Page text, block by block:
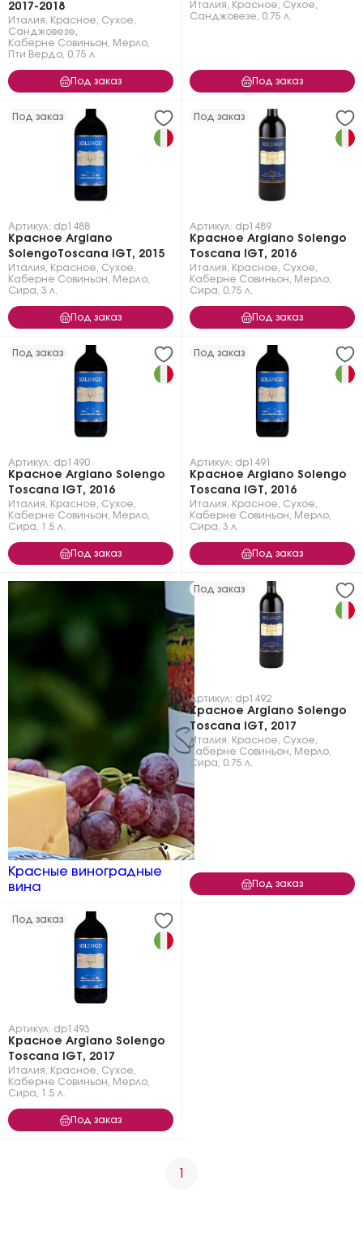
2017-2018
Италия Красное Сухое
Санджовезе
Каберне Совиньон
Мерло
Пти Вердо 0.75 л.
Под заказ
Италия Красное Сухое
Санджовезе
0.75 л.
Под заказ
Под заказ
Артикул: dp1488
Красное Argiano
SolengoToscana IGT, 2015
Италия Красное Сухое
Каберне Совиньон
Мерло
Сира 3 л.
Под заказ
Под заказ
Артикул: dp1489
Красное Argiano Solengo
Toscana IGT, 2016
Италия Красное Сухое
Каберне Совиньон
Мерло
Сира
0.75 л.
Под заказ
Под заказ
Артикул: dp1490
Красное Argiano Solengo
Toscana IGT, 2016
Италия Красное Сухое
Каберне Совиньон
Мерло
Сира
1.5 л.
Под заказ
Под заказ
Артикул: dp1491
Красное Argiano Solengo
Toscana IGT, 2016
Италия Красное Сухое
Каберне Совиньон
Мерло
Сира 3 л.
Под заказ
Красные виноградные
вина
Под заказ
Артикул: dp1492
Красное Argiano Solengo
Toscana IGT, 2017
Италия Красное Сухое
Каберне Совиньон
Мерло
Сира
0.75 л.
Под заказ
Под заказ
Артикул: dp1493
Красное Argiano Solengo
Toscana IGT, 2017
Италия Красное Сухое
Каберне Совиньон
Мерло
Сира
1.5 л.
Под заказ
1